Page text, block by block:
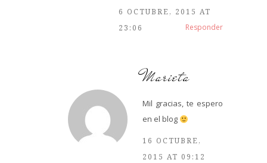
6 OCTUBRE, 2015 AT
23:06
Responder
Marieta
Mil gracias, te espero
en el blog
16 OCTUBRE,
2015 AT 09:12